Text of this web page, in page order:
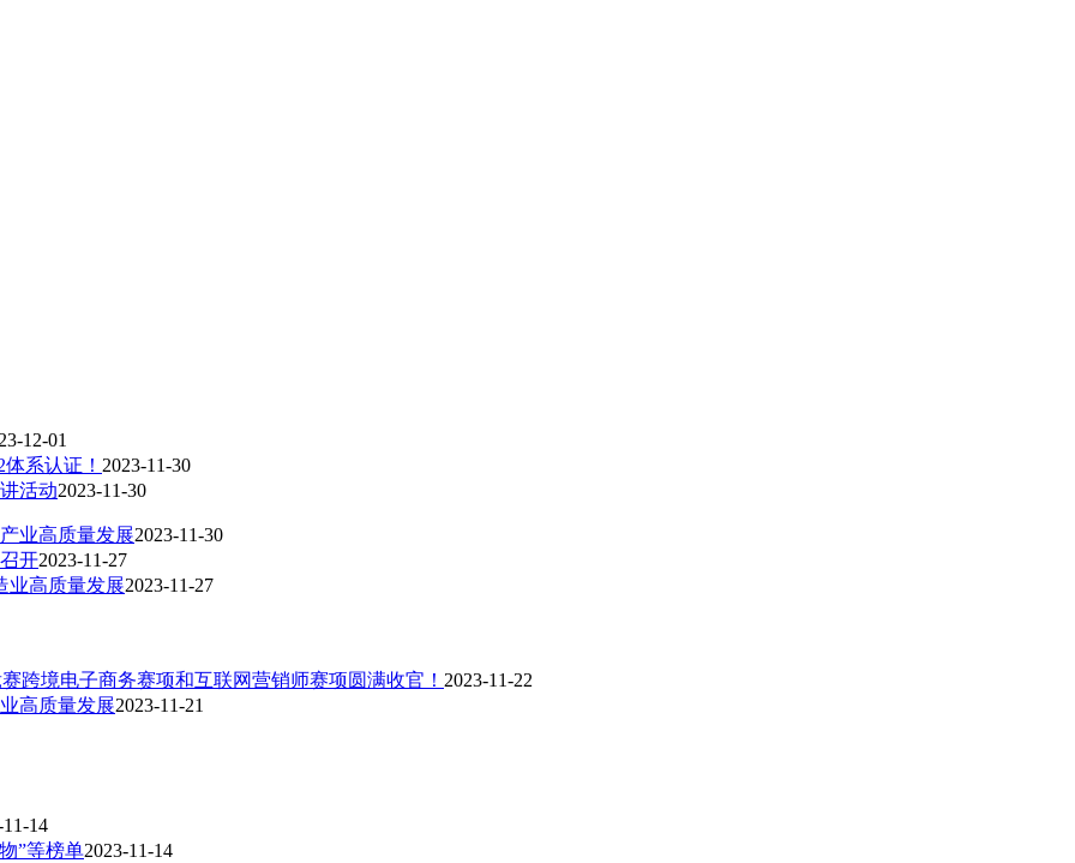
12-01
系认证！ 2023-11-30
活动2023-11-30
业高质量发展2023-11-30
开2023-11-27
业高质量发展2023-11-27
跨境电子商务赛项和互联网营销师赛项圆满收官！ 2023-11-22
高质量发展2023-11-21
14
”等榜单2023-11-14